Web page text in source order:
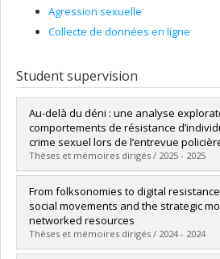
Agression sexuelle
Collecte de données en ligne
Student supervision
Au-delà du déni : une analyse
comportements de résistance
crime sexuel lors de l’entrevue
Thèses et mémoires dirigés / 2025 - 2025
Graduate :Laurent, Mélie
Cycle :Master's
Grade :M. Sc.
Lien vers le document dans Papyrus
From folksonomies to digital
social movements and the strategic
networked resources
Thèses et mémoires dirigés / 2024 - 2024